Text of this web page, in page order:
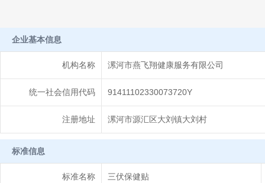
企业基本信息
机构名称 漯河市燕飞翔健康服务有限公司
统一社会信用代码 91411102330073720Y
注册地址 漯河市源汇区大刘镇大刘村
标准信息
标准名称 三伏保健贴